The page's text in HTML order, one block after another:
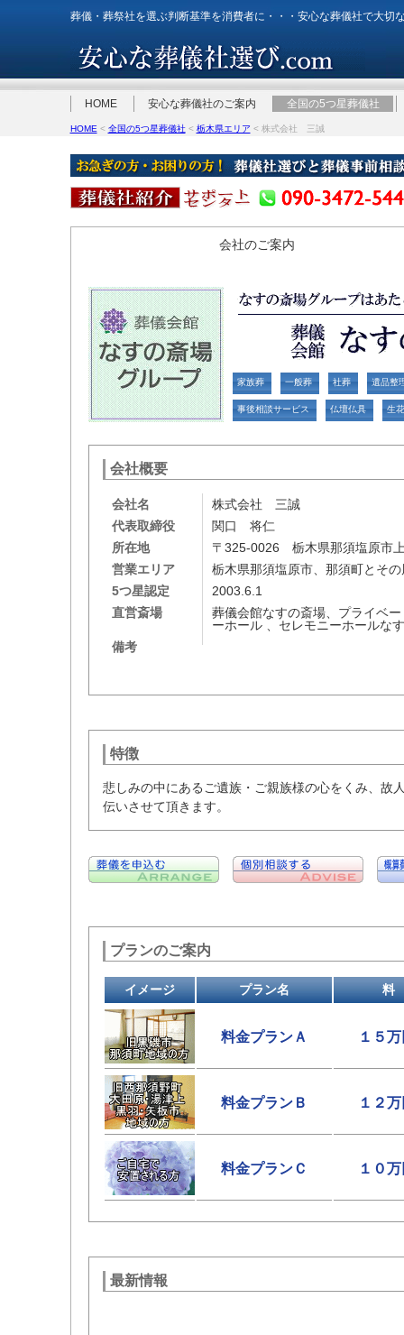
葬儀・葬祭社を選ぶ判断基準を消費者に・・・安心な葬儀社で大切
HOME 安心な葬儀社のご案内 全国の5つ星葬儀社
HOME < 全国の5つ星葬儀社< 栃木県エリア < 株式会社 三誠
会社のご案内
家族葬 一般葬 社葬 遺品整
事後相談サービス 仏壇仏具 生
会社概要
会社名
株式会社 三誠
代表取締役
関口 将仁
所在地
〒325-0026 栃木県那須塩原市
営業エリア
栃木県那須塩原市、那須町とそ
5つ星認定
2003.6.1
直営斎場
葬儀会館なすの斎場、プライベ
ーホール 、セレモニーホールな
備考
特徴
悲しみの中にあるご遺族・ご親族様の心をくみ、故
伝いさせて頂きます。
プランのご案内
イメージ プラン名 料
料金プランＡ １５
料金プランＢ １２
料金プランＣ １０
最新情報